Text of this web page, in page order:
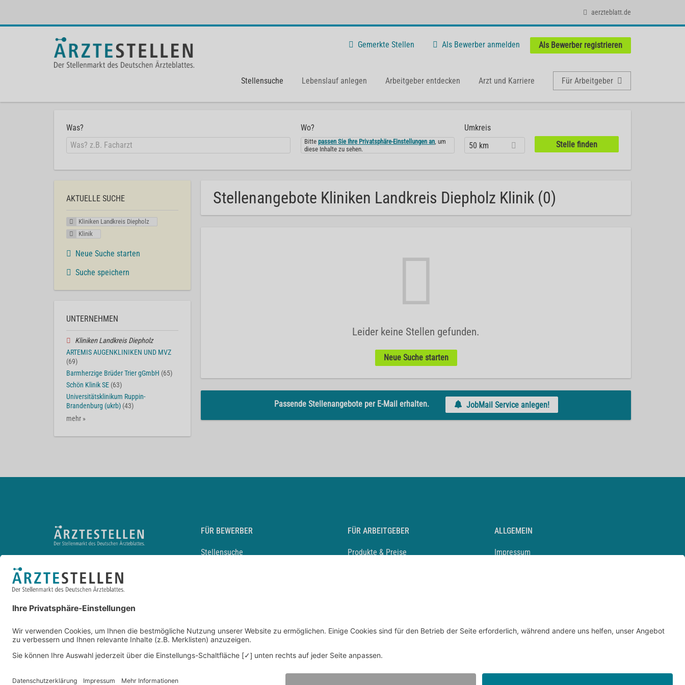
aerzteblatt.de
Gemerkte Stellen Als Bewerber anmelden Als Bewerber registrieren
Stellensuche Lebenslauf anlegen Arbeitgeber entdecken Arzt und Karriere Für Arbeitgeber
Was? Wo?
Bittepassen Sie Ihre Privatsphäre-Einstellungen an, um
diese Inhalte zu sehen.
Umkreis
50 km
Stellenangebote Kliniken Landkreis Diepholz Klinik (0)
Leider keine Stellen gefunden.
Neue Suche starten
Passende Stellenangebote per E-Mail erhalten. JobMail Service anlegen!
AKTUELLE SUCHE
Kliniken Landkreis Diepholz
Klinik
Neue Suche starten
Suche speichern
UNTERNEHMEN
Kliniken Landkreis Diepholz
ARTEMIS AUGENKLINIKEN UND MVZ
(69)
Barmherzige Brüder Trier gGmbH (65)
Schön Klinik SE (63)
Universitätsklinikum Ruppin-
Brandenburg (ukrb) (43)
mehr »
FÜR BEWERBER
Stellensuche
Durchsuchen Sie den Stellenkatalog
FÜR ARBEITGEBER
Produkte & Preise
ALLGEMEIN
Impressum